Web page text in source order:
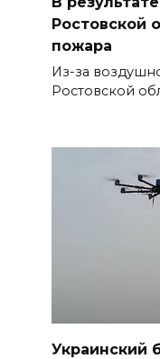
Ростовской
пожара
Из-за
Ростовской
Украинский